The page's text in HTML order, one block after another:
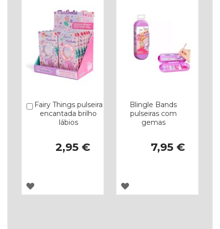
DESEJOS
DESEJOS
Fairy Things pulseira
encantada brilho
lábios
2,95 €
Comprar
ADICIONAR
Blingle Bands
pulseiras com
gemas
7,95 €
ADICIONAR